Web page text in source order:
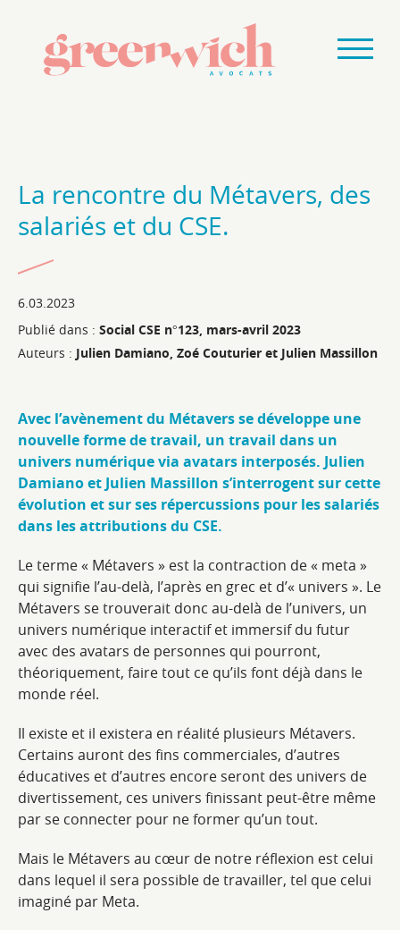
La rencontre du Métavers, des
salariés et du CSE.
6.03.2023
Publié dans : Social CSE n°123, mars-avril 2023
Auteurs : Julien Damiano, Zoé Couturier et Julien Massillon
Avec l’avènement du Métavers se développe une
nouvelle forme de travail, un travail dans un
univers numérique via avatars interposés. Julien
Damiano et Julien Massillon s’interrogent sur cette
évolution et sur ses répercussions pour les salariés
dans les attributions du CSE.
Le terme « Métavers » est la contraction de « meta »
qui signifie l’au-delà, l’après en grec et d’« univers ». Le
Métavers se trouverait donc au-delà de l’univers, un
univers numérique interactif et immersif du futur
avec des avatars de personnes qui pourront,
théoriquement, faire tout ce qu’ils font déjà dans le
monde réel.
Il existe et il existera en réalité plusieurs Métavers.
Certains auront des fins commerciales, d’autres
éducatives et d’autres encore seront des univers de
divertissement, ces univers finissant peut-être même
par se connecter pour ne former qu’un tout.
Mais le Métavers au cœur de notre réflexion est celui
dans lequel il sera possible de travailler, tel que celui
imaginé par Meta.